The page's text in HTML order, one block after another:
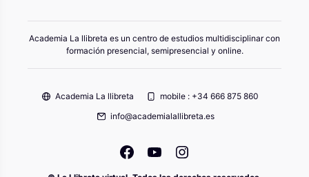
Academia La llibreta es un centro de estudios multidisciplinar con
formación presencial, semipresencial y online.
Academia La llibreta
mobile : +34 666 875 860
info@academialallibreta.es